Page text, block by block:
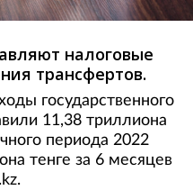
налоговые
трансфертов.
государственного
11,38 триллиона
периода 2022
тенге за 6 месяцев